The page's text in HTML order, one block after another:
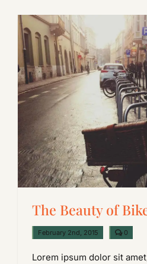
The Beauty of
February 2nd, 2015 0
on
Beauty
Lorem ipsum dolor sit